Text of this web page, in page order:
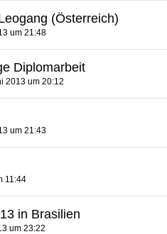
(Österreich)
um 21:48
Diplomarbeit
2013 um 20:12
um 21:43
11:44
in Brasilien
um 23:22